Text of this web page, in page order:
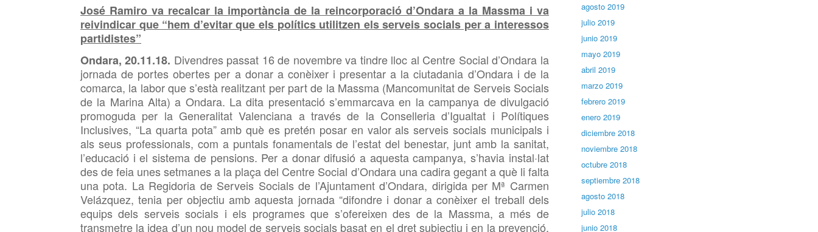
José Ramiro va recalcar la importància de la reincorporació d’Ondara a la Massma i va
reivindicar que “hem d’evitar que els polítics utilitzen els serveis socials per a interessos
partidistes”
Ondara, 20.11.18. Divendres passat 16 de novembre va tindre lloc al Centre Social d’Ondara la
jornada de portes obertes per a donar a conèixer i presentar a la ciutadania d’Ondara i de la
comarca, la labor que s’està realitzant per part de la Massma (Mancomunitat de Serveis Socials
de la Marina Alta) a Ondara. La dita presentació s’emmarcava en la campanya de divulgació
promoguda per la Generalitat Valenciana a través de la Conselleria d’Igualtat i Polítiques
Inclusives, “La quarta pota” amb què es pretén posar en valor als serveis socials municipals i
als seus professionals, com a puntals fonamentals de l’estat del benestar, junt amb la sanitat,
l’educació i el sistema de pensions. Per a donar difusió a aquesta campanya, s’havia instal·lat
des de feia unes setmanes a la plaça del Centre Social d’Ondara una cadira gegant a què li falta
una pota. La Regidoria de Serveis Socials de l’Ajuntament d’Ondara, dirigida per Mª Carmen
Velázquez, tenia per objectiu amb aquesta jornada “difondre i donar a conèixer el treball dels
equips dels serveis socials i els programes que s’ofereixen des de la Massma, a més de
transmetre la idea d’un nou model de serveis socials basat en el dret subjectiu i en la prevenció,
agosto 2019
julio 2019
junio 2019
mayo 2019
abril 2019
marzo 2019
febrero 2019
enero 2019
diciembre 2018
noviembre 2018
octubre 2018
septiembre 2018
agosto 2018
julio 2018
junio 2018